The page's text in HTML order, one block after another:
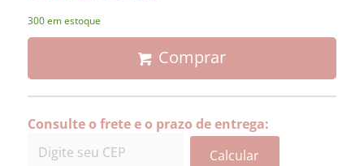
300 em estoque
Comprar
Consulte o frete e o prazo de entrega:
Calcular